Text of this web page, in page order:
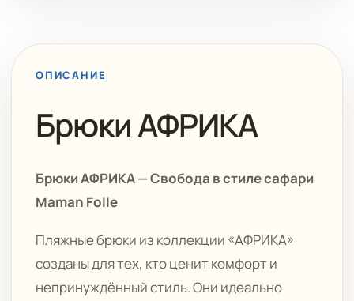
ОПИСАНИЕ
Брюки АФРИКА
Брюки АФРИКА — Свобода в стиле сафари
Maman Folle
Пляжные брюки из коллекции «АФРИКА»
созданы для тех, кто ценит комфорт и
непринуждённый стиль. Они идеально